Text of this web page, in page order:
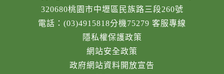
320680桃園市中壢區民族路三段260號
電話：(03)4915818分機75279 客服專線
隱私權保護政策
網站安全政策
政府網站資料開放宣告